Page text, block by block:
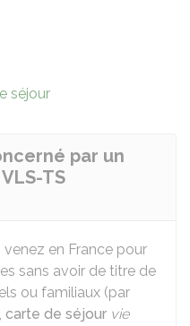
séjour
par un
TS
en France pour
sans avoir de titre de
ou familiaux (par
, carte de séjour vie